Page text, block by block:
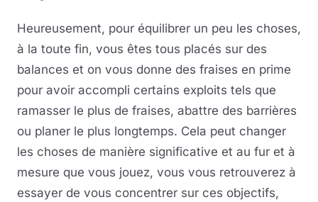
Heureusement, pour équilibrer un peu les choses,
à la toute fin, vous êtes tous placés sur des
balances et on vous donne des fraises en prime
pour avoir accompli certains exploits tels que
ramasser le plus de fraises, abattre des barrières
ou planer le plus longtemps. Cela peut changer
les choses de manière significative et au fur et à
mesure que vous jouez, vous vous retrouverez à
essayer de vous concentrer sur ces objectifs,